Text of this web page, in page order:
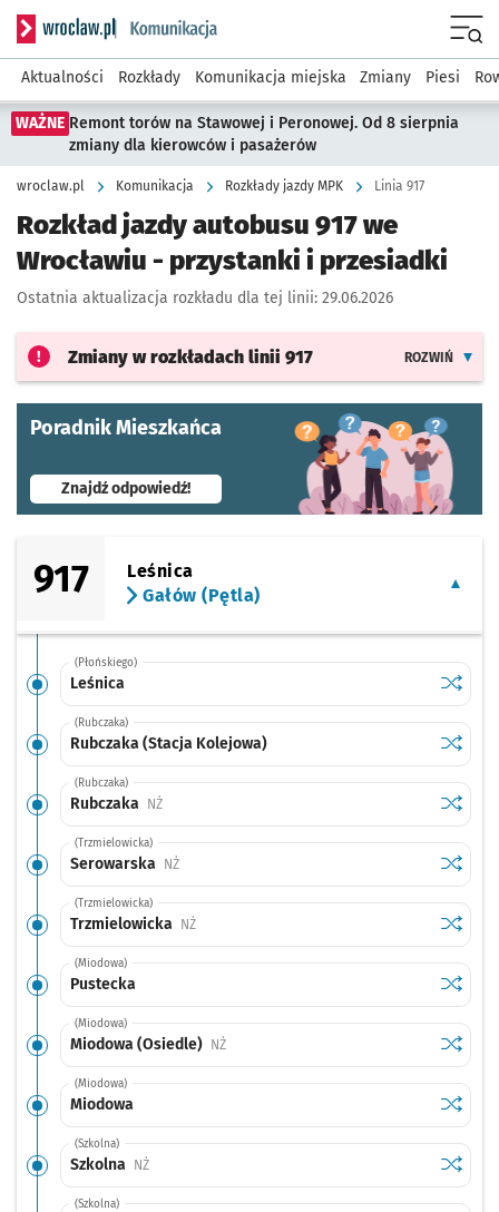
Serwis informacyjny wroclaw.pl podserwis: Komunikacja
Aktualności Rozkłady Komunikacja miejska Zmiany Piesi
WAŻNE Remont torów na Stawowej i Peronowej. Od 8 sierpnia
zmiany dla kierowców i pasażerów
wroclaw.pl Komunikacja Rozkłady jazdy MPK Linia 917
Rozkład jazdy autobusu 917 we
Wrocławiu - przystanki i przesiadki
Ostatnia aktualizacja rozkładu dla tej linii: 29.06.2026
Zmiany w rozkładach linii 917 ROZWIŃ
Poradnik Mieszkańca
Znajdź odpowiedź!- otworzy się w nowej karcie
917
Leśnica
Gałów (Pętla)
(Płońskiego)
Leśnica
(Rubczaka)
Rubczaka (Stacja Kolejowa)
(Rubczaka)
Rubczaka NŻPrzystanek na życzenie
(Trzmielowicka)
Serowarska NŻPrzystanek na życzenie
(Trzmielowicka)
Trzmielowicka NŻPrzystanek na życzenie
(Miodowa)
Pustecka
(Miodowa)
Miodowa (Osiedle) NŻPrzystanek na życzenie
(Miodowa)
Miodowa
(Szkolna)
Szkolna NŻPrzystanek na życzenie
(Szkolna)